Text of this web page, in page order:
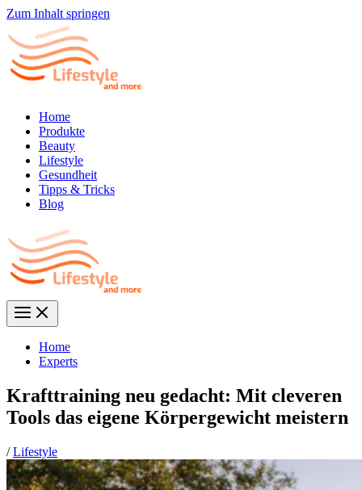
Zum Inhalt springen
Home
Produkte
Beauty
Lifestyle
Gesundheit
Tipps & Tricks
Blog
Home
Experts
Krafttraining neu gedacht: Mit cleveren
Tools das eigene Körpergewicht meistern
/Lifestyle